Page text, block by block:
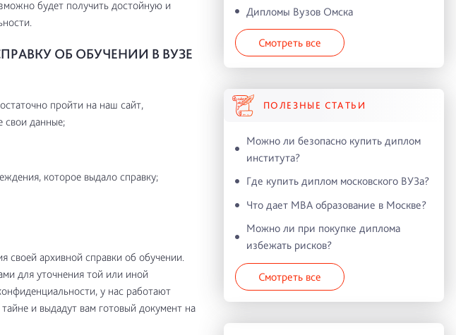
будет получить достойную и
ОБ ОБУЧЕНИИ В ВУЗЕ
пройти на наш сайт,
свои данные;
которое выдало справку;
своей архивной справки об обучении.
для уточнения той или иной
у нас работают
и выдадут вам готовый документ на
Дипломы Вузов Омска
Смотреть все
ПОЛЕЗНЫЕ СТАТЬИ
Можно ли безопасно купить диплом
института?
Где купить диплом московского ВУЗа?
Что дает MBA образование в Москве?
Можно ли при покупке диплома
избежать рисков?
Смотреть все